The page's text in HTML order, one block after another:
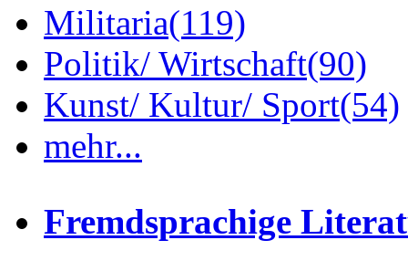
Militaria(119)
Politik/ Wirtschaft(90)
Kunst/ Kultur/ Sport(54)
mehr...
Fremdsprachige